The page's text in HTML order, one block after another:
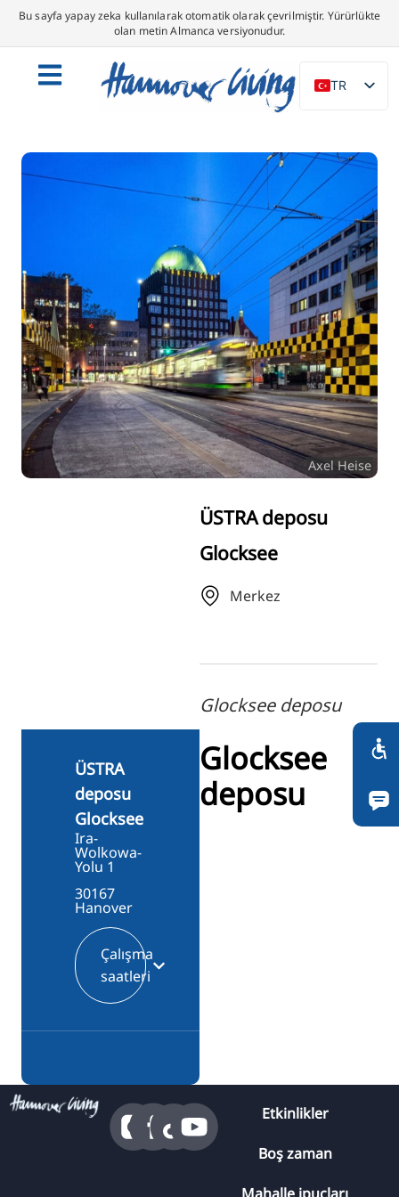
Bu sayfa yapay zeka kullanılarak otomatik olarak çevrilmiştir. Yürürlükte
olan metin Almanca versiyonudur.
TR
DE
NL
ES
IT
DA
SV
FR
PT
RU
FI
ZH
Axel Heise
ÜSTRA deposu
Glocksee
Merkez
Glocksee deposu
Glocksee
deposu
ÜSTRA
deposu
Glocksee
Ira-
Wolkowa-
Yolu 1
30167
Hanover
Çalışma
saatleri
Etkinlikler
Boş zaman